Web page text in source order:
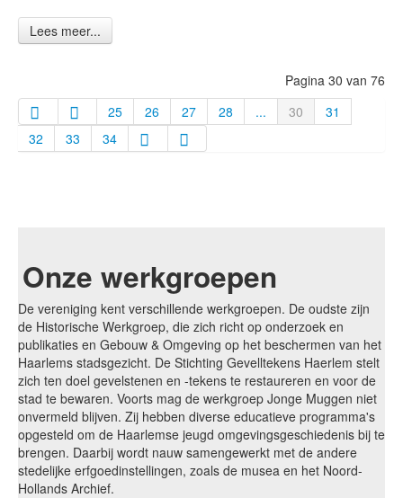
Lees meer...
Pagina 30 van 76
25
26 27 28 ... 30
31
32
33 34
Onze werkgroepen
De vereniging kent verschillende werkgroepen. De oudste zijn
de Historische Werkgroep, die zich richt op onderzoek en
publikaties en Gebouw & Omgeving op het beschermen van het
Haarlems stadsgezicht. De Stichting Gevelltekens Haerlem stelt
zich ten doel gevelstenen en -tekens te restaureren en voor de
stad te bewaren. Voorts mag de werkgroep Jonge Muggen niet
onvermeld blijven. Zij hebben diverse educatieve programma's
opgesteld om de Haarlemse jeugd omgevingsgeschiedenis bij te
brengen. Daarbij wordt nauw samengewerkt met de andere
stedelijke erfgoedinstellingen, zoals de musea en het Noord-
Hollands Archief.